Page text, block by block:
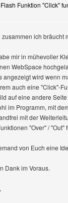
anzeigen
Funktion "Click"
zusammen ich bräucht
mir in mühevoller
WebSpace
angezeigt wird wenn
auch eine "Click"-
auf eine andere
im Programm, mit
mit der
"Over" /
von Euch eine
Dank im Voraus.